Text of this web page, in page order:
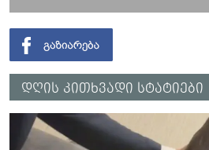
დღის კითხვადი სტატიები